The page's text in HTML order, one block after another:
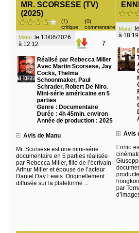
MR. SCORSESE (TV)
(2025)
(1)
critique
(0)
commentaire
Manu
à 12:12
7
Réalisé par Rebecca Miller
Avec Martin Scorsese, Jay
Cocks, Thelma
Schoonmaker, Paul
Schrader, Robert De Niro.
Mini-série américaine en 5
parties
Genre : Documentaire
Durée : 4h 45min. environ
Année de production : 2025
Avis de Manu
Mr. Scorsese est une mini-série
documentaire en 5 parties réalisée
par Rebecca Miller, fille de l’écrivain
Arthur Miller et épouse de l’acteur
Daniel Day Lewis. Originellement
diffusée sur la plateforme ...
Manu
à 18:19
Avis
Ennio
par